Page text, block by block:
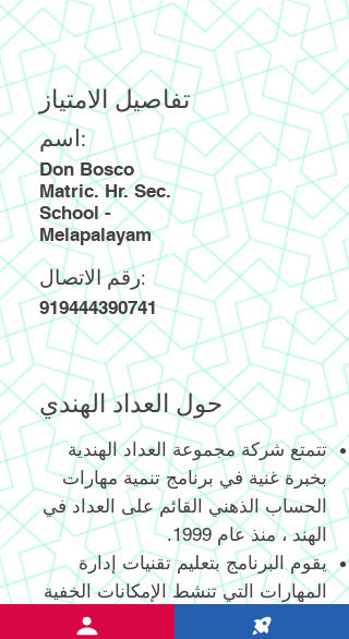
تفاصيل الامتياز
اسم:
Don Bosco
Matric. Hr. Sec.
School -
Melapalayam
رقم الاتصال:
919444390741
حول العداد الهندي
تتمتع شركة مجموعة العداد الهندية
بخبرة غنية في برنامج تنمية مهارات
الحساب الذهني القائم على العداد في
الهند ، منذ عام 1999.
يقوم البرنامج بتعليم تقنيات إدارة
المهارات التي تنشط الإمكانات الخفية
اللانهائية للدماغ البشري واستخدامها